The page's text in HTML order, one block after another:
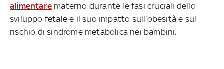
alimentare materno durante le fasi cruciali dello
sviluppo fetale e il suo impatto sull'obesità e sul
rischio di sindrome metabolica nei bambini.